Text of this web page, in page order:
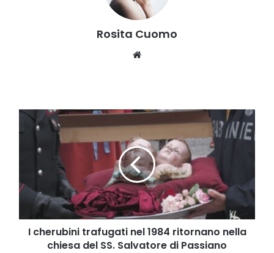
Rosita Cuomo
I
cherubini
trafugati
1984
ritornano
nella
chiesa
del
SS.
Salvatore
I cherubini trafugati nel 1984 ritornano nella
chiesa del SS. Salvatore di Passiano